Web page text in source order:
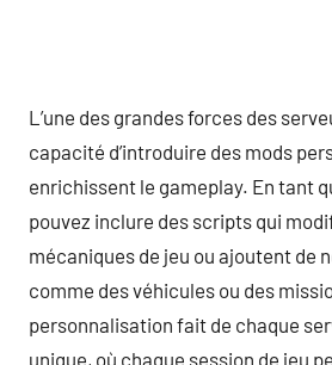
L’une des grandes forces des
capacité d’introduire des mods
enrichissent le gameplay. En tant
pouvez inclure des scripts qui
mécaniques de jeu ou ajoutent de
comme des véhicules ou des
personnalisation fait de chaque
unique, où chaque session de jeu